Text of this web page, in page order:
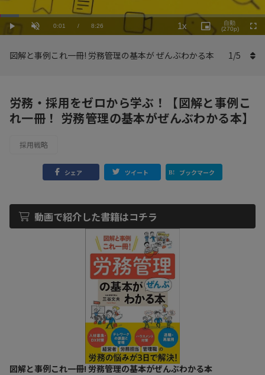
Play UnmuteCurrent
0:01 / Duration
8:26
Loaded:
7.12%
1x
Rate
Picture-
in-
自動
(270p)
図解と事例これ一冊! 労務管理の基本が ぜんぶわかる本 1/5
労務・採用をゼロから学ぶ！【図解と事例こ
れ一冊！ 労務管理の基本がぜんぶわかる本】
採用戦略
シェア ツイート ブックマーク
動画で紹介した書籍はコチラ
図解と事例これ一冊! 労務管理の基本がぜんぶわかる本